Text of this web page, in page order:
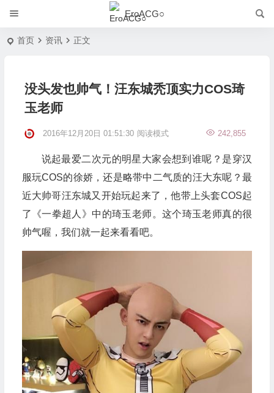
EroACG○
首页 资讯 正文
没头发也帅气！汪东城秃顶实力COS琦
玉老师
2016年12月20日 01:51:30 242,855
阅读模式
说起最爱二次元的明星大家会想到谁呢？是穿汉
服玩COS的徐娇，还是略带中二气质的汪大东呢？最
近大帅哥汪东城又开始玩起来了，他带上头套COS起
了《一拳超人》中的琦玉老师。这个琦玉老师真的很
帅气喔，我们就一起来看看吧。